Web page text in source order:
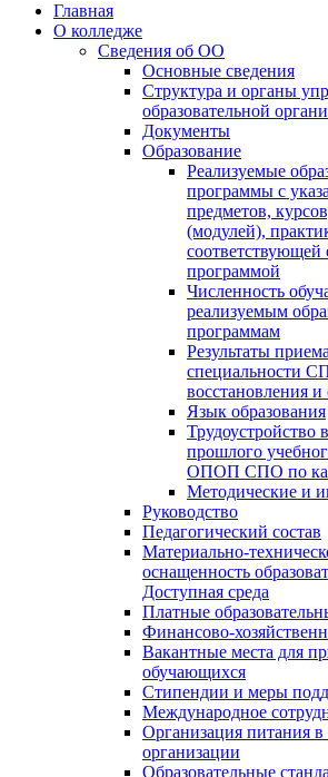
Главная
О колледже
Сведения об ОО
Основные сведения
Структура и органы
образовательной
Документы
Образование
Реализуемые
программы с
предметов,
(модулей),
соответствующей
программой
Численность
реализуемым
программам
Результаты
специальности
восстановления и
Язык образования
Трудоустройство
прошлого
ОПОП СПО по
Методические и
Руководство
Педагогический состав
Материально-
оснащенность
Доступная среда
Платные
Финансово-
Вакантные места для
обучающихся
Стипендии и меры
Международное
Организация питания в
организации
Образовательные